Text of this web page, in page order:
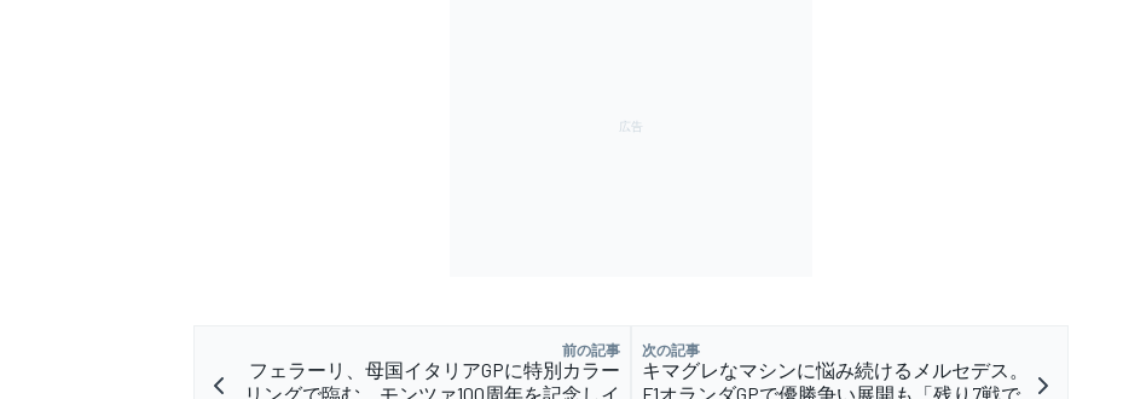
前の記事
フェラーリ、母国イタリアGPに特別カラー
リングで臨む。モンツァ100周年を記念しイ
次の記事
キマグレなマシンに悩み続けるメルセデス。
F1オランダGPで優勝争い展開も「残り7戦で